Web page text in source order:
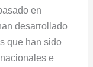
en
desarrollado
que han sido
e